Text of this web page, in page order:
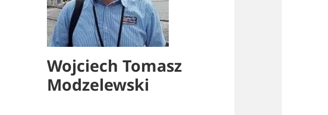
Wojciech Tomasz
Modzelewski